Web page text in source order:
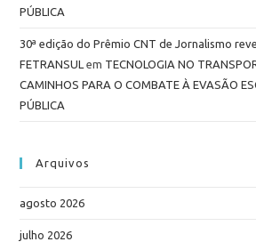
PÚBLICA
30ª edição do Prêmio CNT de Jornalismo
FETRANSUL em TECNOLOGIA NO
CAMINHOS PARA O COMBATE À EVASÃO
PÚBLICA
Arquivos
agosto 2026
julho 2026